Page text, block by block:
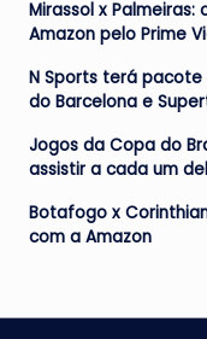
Mirassol x
Amazon pelo Prime
N Sports terá
do Barcelona e
Jogos da Copa do
assistir a cada um
Botafogo x
com a Amazon